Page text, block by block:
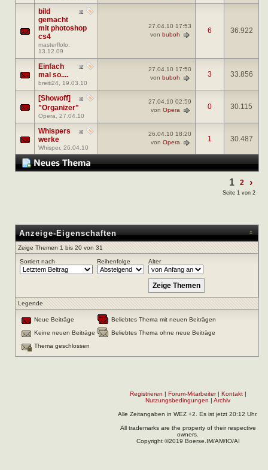
bild
gemacht
mit photoshop
cs4
masterflolo
13.12.09
27.04.10 17:53
von buboh 6 36.922
Einfach
mal so....
breiti24 , 19.03.10
27.04.10 17:50
von buboh 3 33.856
[Showoff]
"Organizer"
Opera , 27.04.10
27.04.10 02:59
von Opera 0 30.115
Whispers
werke
Whisper, 26.04.10
26.04.10 18:20
von Opera 1 30.487
1 2 ›
Seite 1 von 2
Anzeige-Eigenschaften
Zeige Themen 1 bis 20 von 31
Sortiert nach Reihenfolge Alter
Legende
Neue Beiträge
Beliebtes Thema mit neuen Beiträgen
Keine neuen Beiträge
Beliebtes Thema ohne neue Beiträge
Thema geschlossen
Registrieren | Forum-Mitarbeiter| Kontakt|
Nutzungsbedingungen | Archiv
Alle Zeitangaben in WEZ +2. Es ist jetzt 20:12 Uhr.
All trademarks are the property of their respective
owners.
Copyright ©2019 Boerse.IM/AM/IO/AI